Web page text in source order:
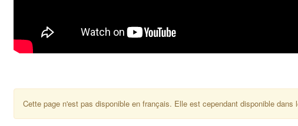
Cette page n'est pas disponible en français. Elle est cependant disponible dans